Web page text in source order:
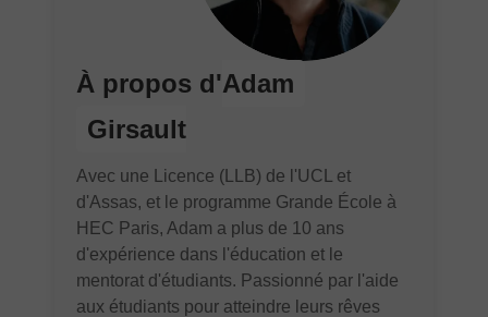
À propos d'Adam
Girsault
Avec une Licence (LLB) de l'UCL et
d'Assas, et le programme Grande École à
HEC Paris, Adam a plus de 10 ans
d'expérience dans l'éducation et le
mentorat d'étudiants. Passionné par l'aide
aux étudiants pour atteindre leurs rêves